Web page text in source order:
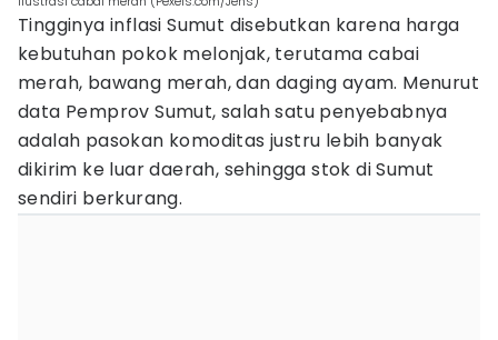
Tingginya inflasi Sumut disebutkan karena harga
kebutuhan pokok melonjak, terutama cabai
merah, bawang merah, dan daging ayam. Menurut
data Pemprov Sumut, salah satu penyebabnya
adalah pasokan komoditas justru lebih banyak
dikirim ke luar daerah, sehingga stok di Sumut
sendiri berkurang.